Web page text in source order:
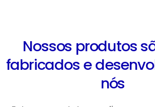
Nossos produtos
fabricados e
nós